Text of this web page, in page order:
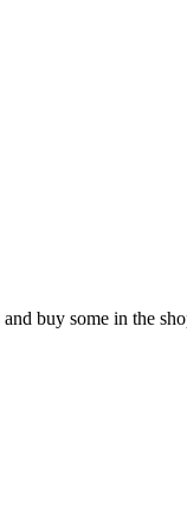
buy some in the